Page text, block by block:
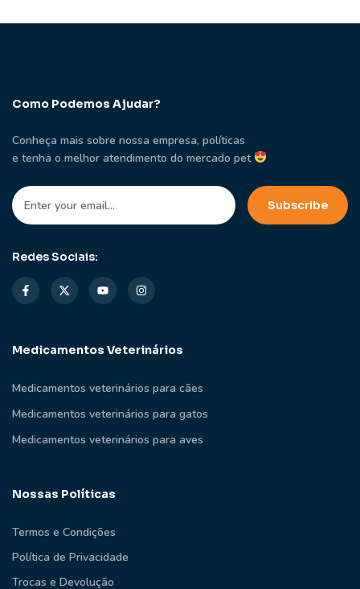
Como Podemos Ajudar?
Conheça mais sobre nossa empresa, políticas
e tenha o melhor atendimento do mercado pet
Redes Sociais:
Medicamentos Veterinários
Medicamentos veterinários para cães
Medicamentos veterinários para gatos
Medicamentos veterinários para aves
Nossas Políticas
Termos e Condições
Política de Privacidade
Trocas e Devolução